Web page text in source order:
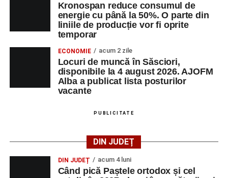
Ultimele știri din Sebeș
Primăria Sebeș a decis să reducă intensitatea
iluminatului public pe timpul nopții, în contextul
apelului la economii al Guvernului Bolojan
Duminică, 23 august 2026, Râpa Roșie găzduiește
cea de-a III-a ediție a concursului „CicloAventurier
Primul concert din cadrul String Symphonic Camp
Kronospan reduce consumul de
energie cu până la 50%. O parte din
liniile de producție vor fi oprite
temporar
ECONOMIE acum 2 zile
Locuri de muncă în Săsciori,
disponibile la 4 august 2026. AJOFM
Alba a publicat lista posturilor
vacante
PUBLICITATE
DIN JUDEȚ
DIN JUDEȚ acum 4 luni
Când pică Paștele ortodox și cel